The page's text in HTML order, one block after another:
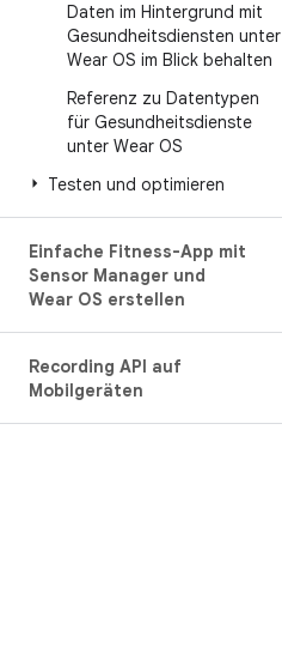
Daten im Hintergrund mit
Gesundheitsdiensten unter
Wear OS im Blick behalten
Referenz zu Datentypen
für Gesundheitsdienste
unter Wear OS
Testen und optimieren
Einfache Fitness-App mit
Sensor Manager und
Wear OS erstellen
Recording API auf
Mobilgeräten